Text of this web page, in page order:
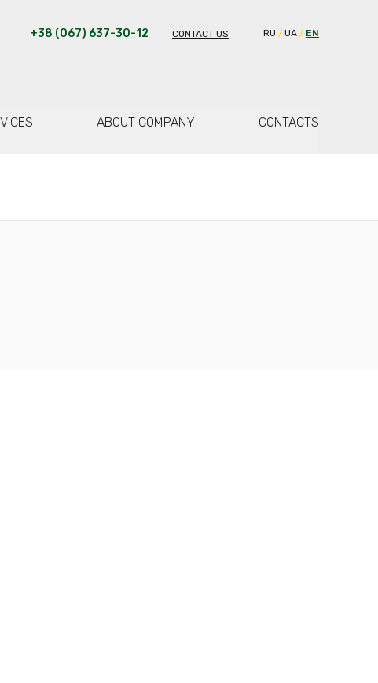
RU UA EN
+38 (067) 637-30-12 CONTACT US
ABOUT COMPANY CONTACTS